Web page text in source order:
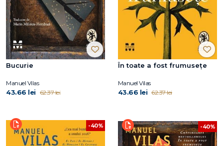
Bucurie
Manuel Vilas
43.66 lei 62.37 lei
În toate a fost frumusețe
Manuel Vilas
43.66 lei 62.37 lei
-40% -40%